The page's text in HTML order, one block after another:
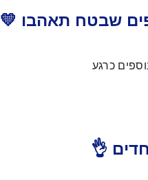
שבטח תאהבו 💛
כרגע
👌